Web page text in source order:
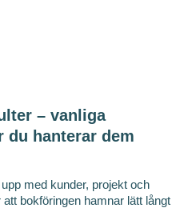
– vanliga
du hanterar dem
med kunder, projekt och
bokföringen hamnar lätt långt